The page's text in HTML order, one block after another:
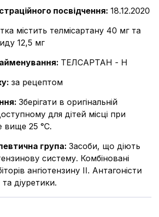
посвідчення: 18.12.2020
містить телмісартану 40 мг та
12,5 мг
: ТЕЛСАРТАН - Н
: за рецептом
: Зберігати в оригінальній
для дітей місці при
вище 25 °C.
група: Засоби, що діють
систему. Комбіновані
ангіотензину II. Антагоністи
та діуретики.